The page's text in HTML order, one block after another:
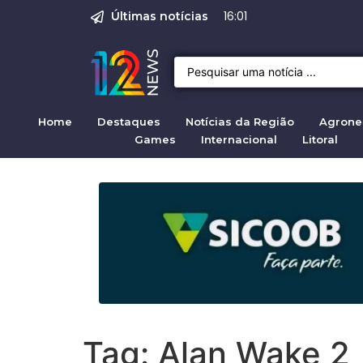
Últimas notícias 08:00
Home Destaques Notícias da Região
Games
Internacional Litoral
Tag: Alan Wake 2